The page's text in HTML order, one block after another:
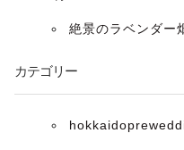
絶景のラベンダー
カテゴリー